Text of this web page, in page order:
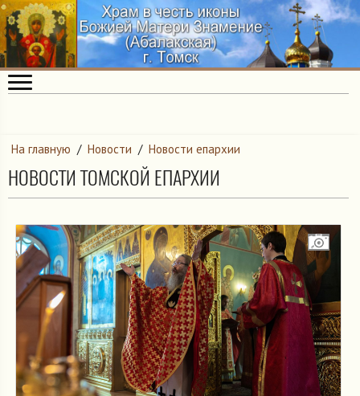
На главную / Новости / Новости епархии
НОВОСТИ ТОМСКОЙ ЕПАРХИИ